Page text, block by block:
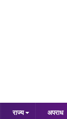
राज्य अपराध